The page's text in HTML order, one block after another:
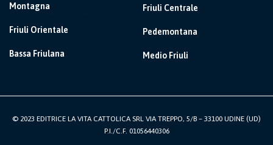
Montagna
Friuli Orientale
Bassa Friulana
Friuli Centrale
Pedemontana
Medio Friuli
© 2023 EDITRICE LA VITA CATTOLICA SRL VIA TREPPO, 5/B – 33100 UDINE (UD)
P.I./C.F. 01056440306